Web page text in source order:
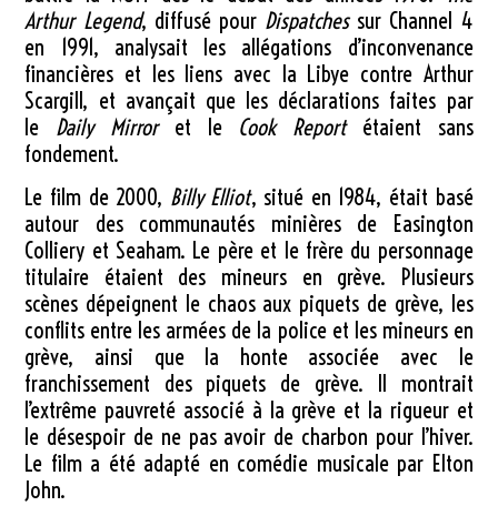
Arthur Legend, diffusé pour Dispatchessur Channel 4
en 1991, analysait les allégations d’inconvenance
financières et les liens avec la Libye contre Arthur
Scargill, et avançait que les déclarations faites par
le Daily Mirroret le Cook Reportétaient sans
fondement.
Le film de 2000, Billy Elliot, situé en 1984, était basé
autour des communautés minières de Easington
Colliery et Seaham. Le père et le frère du personnage
titulaire étaient des mineurs en grève. Plusieurs
scènes dépeignent le chaos aux piquets de grève, les
conflits entre les armées de la police et les mineurs en
grève, ainsi que la honte associée avec le
franchissement des piquets de grève. Il montrait
l’extrême pauvreté associé à la grève et la rigueur et
le désespoir de ne pas avoir de charbon pour l’hiver.
Le film a été adapté en comédie musicale par Elton
John.